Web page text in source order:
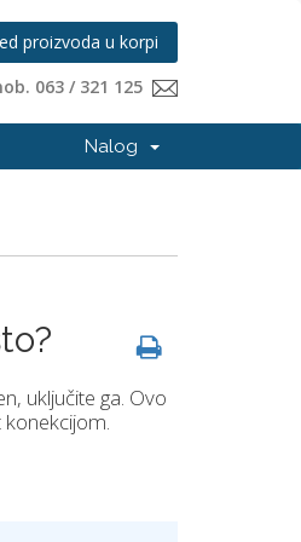
proizvoda u korpi
063 / 321 125
Nalog
uključite ga. Ovo